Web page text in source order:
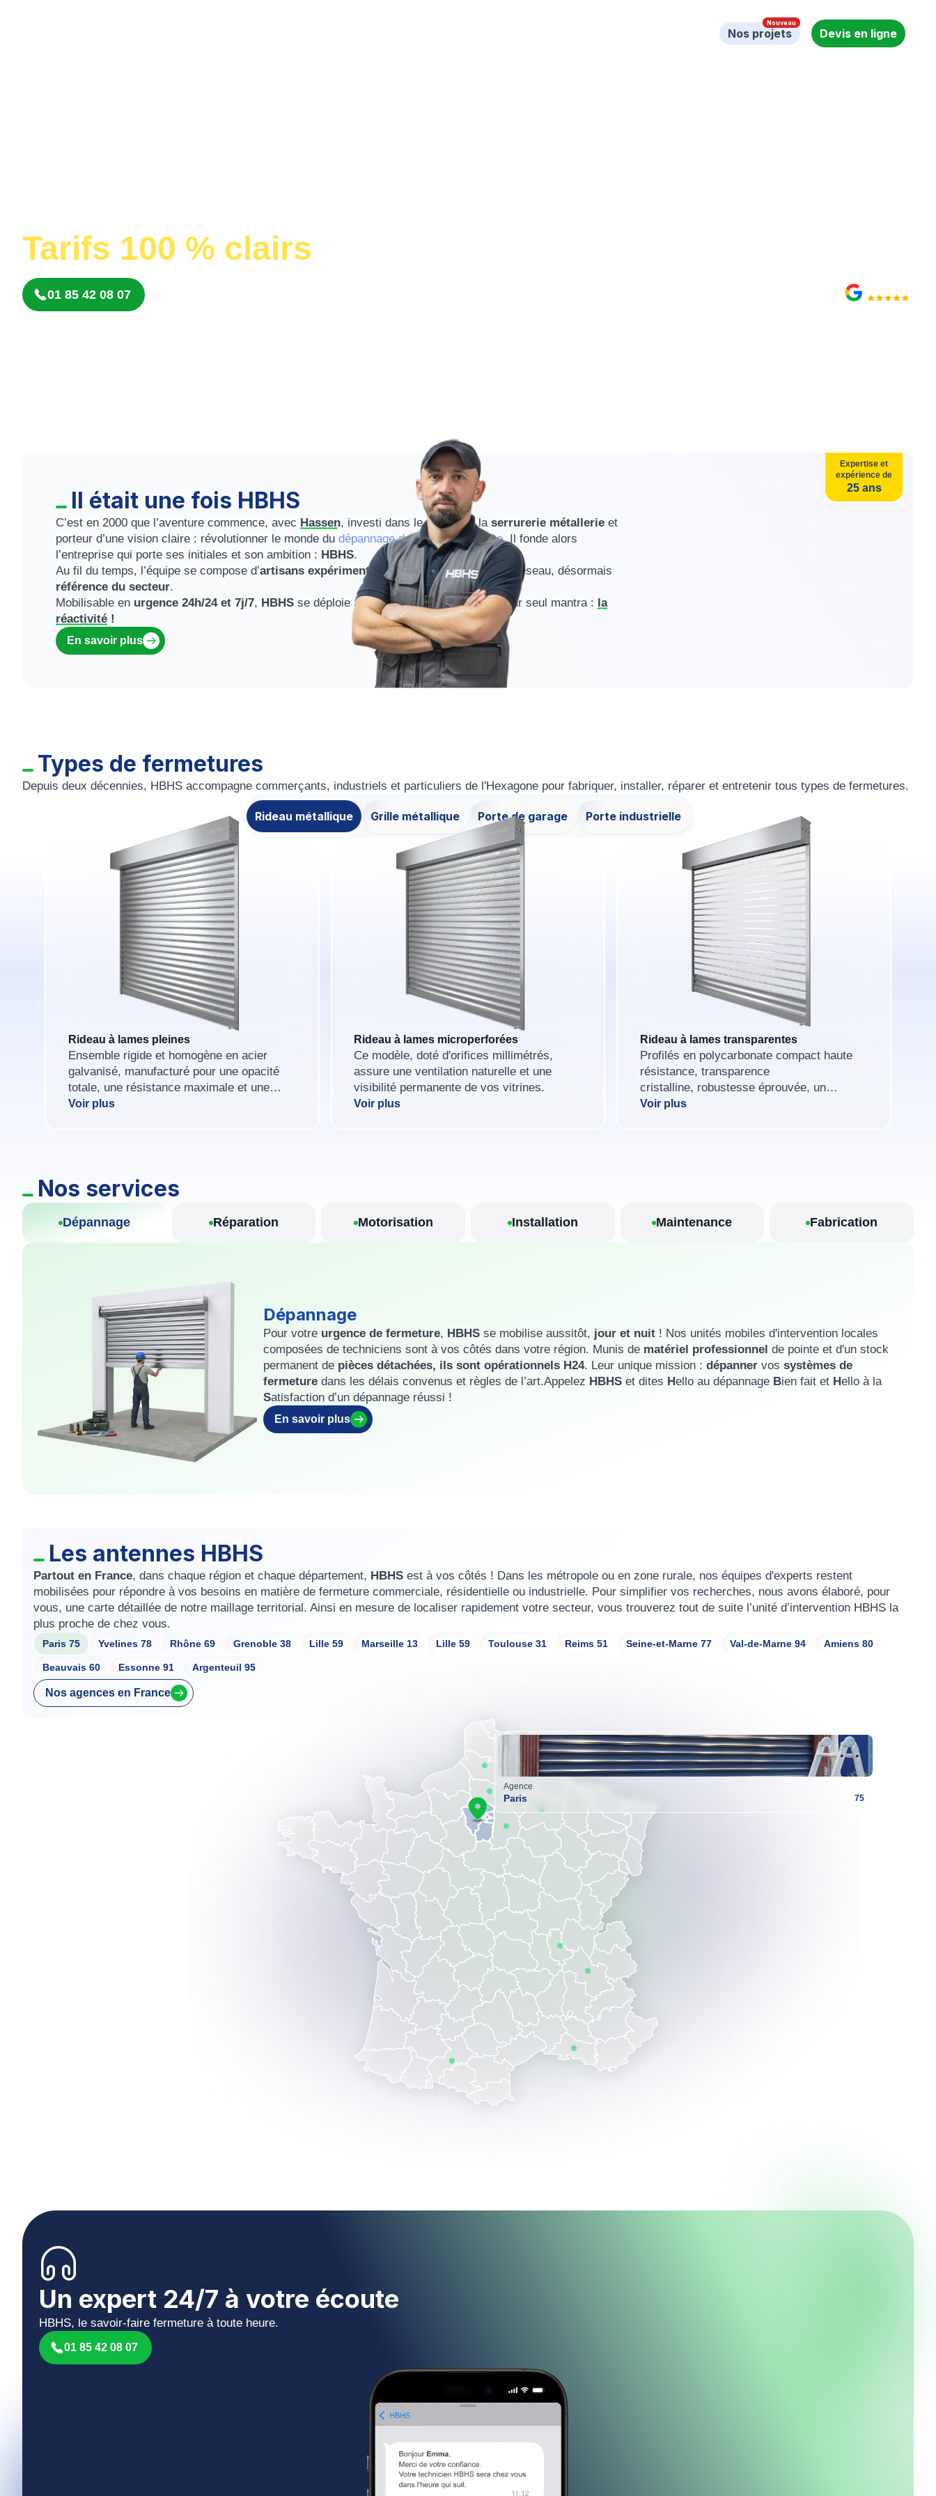
Nos projets Devis en ligne
Prestations non-stop
Tarifs 100 % clairs
01 85 42 08 07
Il était une fois HBHS
C’est en 2000 que l’aventure commence, avec Hassen, investi dans le métier de la serrurerie métallerie et
porteur d’une vision claire : révolutionner le monde du dépannage du rideau métallique. Il fonde alors
l’entreprise qui porte ses initiales et son ambition : HBHS.
Au fil du temps, l’équipe se compose d’artisans expérimentés
, qui forment un véritable réseau, désormais
référence du secteur.
Mobilisable en urgence 24h/24 et 7j/7, HBHS se déploie aujourd’hui enFranceavec pour seul mantra : la
réactivité !
En savoir plus
Expertise et
expérience de
25 ans
Types de fermetures
Depuis deux décennies, HBHS accompagne commerçants, industriels et particuliers de l'Hexagone pour fabriquer, installer, réparer et entretenir tous types de fermetures.
Rideau métallique Grille métallique Porte de garage Porte industrielle
Rideau à lames pleines
Ensemble rigide et homogène en acier
galvanisé, manufacturé pour une opacité
totale, une résistance maximale et une
adaptation à toutes les ouvertures
Voir plus
Rideau à lames microperforées
Ce modèle, doté d'orifices millimétrés,
assure une ventilation naturelle et une
visibilité permanente de vos vitrines.
Voir plus
Rideau à lames transparentes
Profilés en polycarbonate compact haute
résistance, transparence
cristalline, robustesse éprouvée, un
véritable must-have pour boutiques et
Voir plus
Nos services
Dépannage Réparation Motorisation Installation Maintenance Fabrication
Dépannage
Pour votre urgence de fermeture, HBHS se mobilise aussitôt, jour et nuit ! Nos unités mobiles d'intervention locales
composées de techniciens sont à vos côtés dans votre région. Munis de matériel professionnel de pointe et d'un stock
permanent de pièces détachées, ils sont opérationnels H24. Leur unique mission : dépanner vos systèmes de
fermeture dans les délais convenus et règles de l’art.Appelez HBHS et dites Hello au dépannage Bien fait et Hello à la
Satisfaction d’un dépannage réussi !
En savoir plus
Les antennes HBHS
Partout en France, dans chaque région et chaque département, HBHS est à vos côtés ! Dans les métropole ou en zone rurale, nos équipes d'experts restent
mobilisées pour répondre à vos besoins en matière de fermeture commerciale, résidentielle ou industrielle. Pour simplifier vos recherches, nous avons élaboré, pour
vous, une carte détaillée de notre maillage territorial. Ainsi en mesure de localiser rapidement votre secteur, vous trouverez tout de suite l’unité d’intervention HBHS la
plus proche de chez vous.
Paris 75 Yvelines 78 Rhône 69 Grenoble 38 Lille 59 Marseille 13 Lille 59 Toulouse 31 Reims 51 Seine-et-Marne 77 Val-de-Marne 94 Amiens 80
Beauvais 60 Essonne 91 Argenteuil 95
Nos agences en France
Agence
Paris 75
Un expert 24/7 à votre écoute
HBHS, le savoir-faire fermeture à toute heure.
01 85 42 08 07